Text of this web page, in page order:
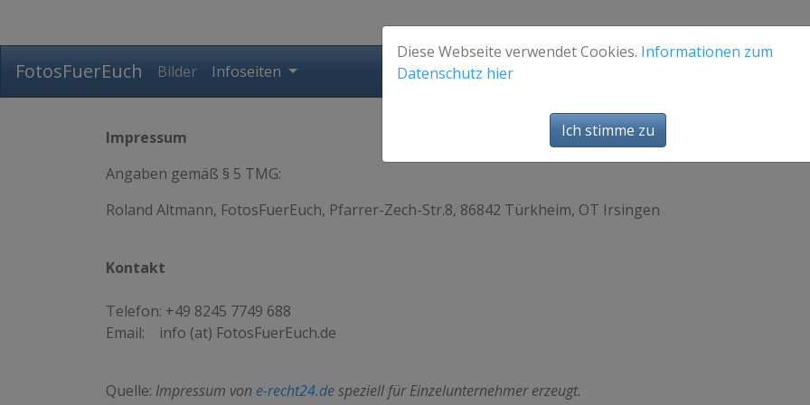
FotosFuerEuch Bilder Infoseiten
Impressum
Angaben gemäß § 5 TMG:
Roland Altmann, FotosFuerEuch, Pfarrer-Zech-Str.8, 86842 Türkheim, OT Irsingen
Kontakt
Telefon: +49 8245 7749 688
Email: info (at) FotosFuerEuch.de
Quelle: Impressum von e-recht24.despeziell für Einzelunternehmer erzeugt.
Diese Webseite verwendet Cookies. Informationen zum
Datenschutz hier
Ich stimme zu